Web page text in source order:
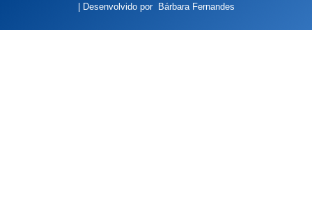
| Desenvolvido por Bárbara Fernandes